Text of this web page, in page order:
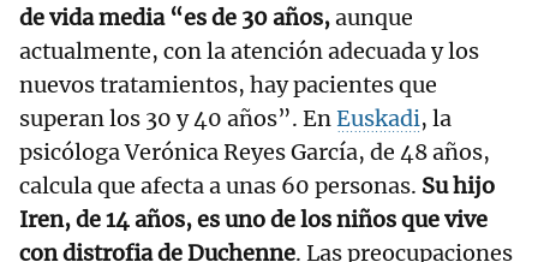
de vida media “es de 30 años,aunque
actualmente, con la atención adecuada y los
nuevos tratamientos, hay pacientes que
superan los 30 y 40 años”. EnEuskadi, la
psicóloga Verónica Reyes García, de 48 años,
calcula que afecta a unas 60 personas. Su hijo
Iren, de 14 años, es uno de los niños que vive
con distrofia de Duchenne. Las preocupaciones